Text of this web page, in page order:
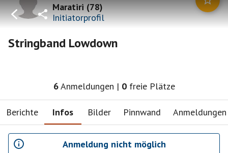
Maratiri(78)
Initiatorprofil
Stringband Lowdown
6Anmeldungen | 0 freie Plätze
Berichte Infos Bilder Pinnwand Anmeldungen
Anmeldung nicht möglich